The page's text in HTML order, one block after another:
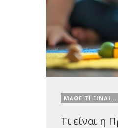
ΜΑΘΕ ΤΙ ΕΙΝΑΙ...
Τι είναι η